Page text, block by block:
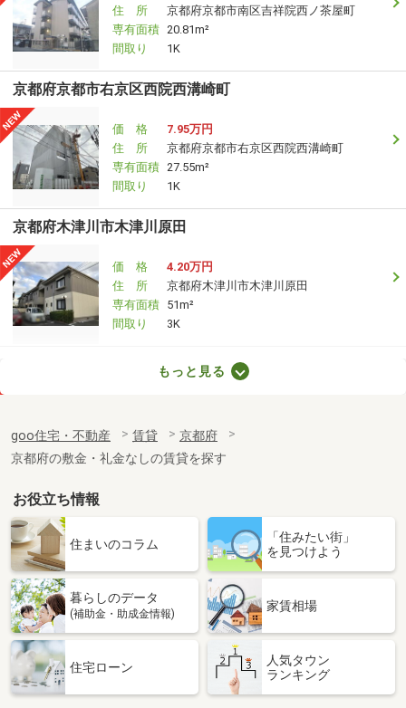
住 所
京都府京都市南区吉祥院西ノ茶屋町
専有面積 20.81m²
間取り
1K
京都府京都市右京区西院西溝崎町
価 格
7.95万円
住 所
京都府京都市右京区西院西溝崎町
専有面積 27.55m²
間取り
1K
京都府木津川市木津川原田
価 格
4.20万円
住 所
京都府木津川市木津川原田
専有面積 51m²
間取り
3K
京都府京都市南区東九条西山町
専有面積
31.4m²
間取り
1K
京都府京都市伏見区新町１１丁目
価 格
6.50万円
京都府京都市伏見区新町１１丁目
専有面積 25.95m²
間取り
京都府京都市下京区七条御所ノ内中町
住 所
京都府京都市下京区七条御所ノ内中町
もっと見る
goo住宅・不動産 賃貸
京都府
京都府の敷金・礼金なしの賃貸を探す
お役立ち情報
住まいのコラム
「住みたい街」
を見つけよう
暮らしのデータ
(補助金・助成金情報)
家賃相場
住宅ローン
人気タウン
ランキング